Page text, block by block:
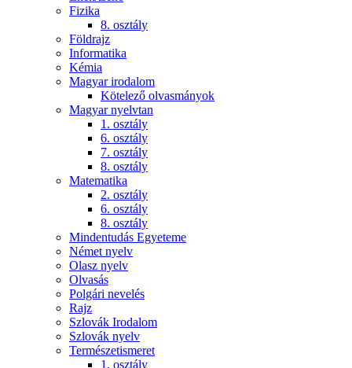
Fizika
8. osztály
Földrajz
Informatika
Kémia
Magyar irodalom
Kötelező olvasmányok
Magyar nyelvtan
1. osztály
6. osztály
7. osztály
8. osztály
Matematika
2. osztály
6. osztály
8. osztály
Mindentudás Egyeteme
Német nyelv
Olasz nyelv
Olvasás
Polgári nevelés
Rajz
Szlovák Irodalom
Szlovák nyelv
Természetismeret
1. osztály